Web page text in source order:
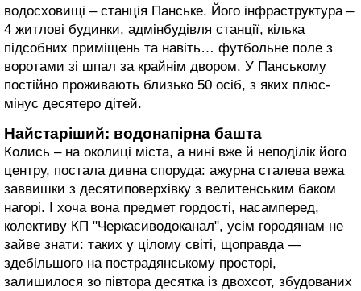
водосховищі – станція Панське. Його інфраструктура –
4 житлові будинки, адмінбудівля станції, кілька
підсобних приміщень та навіть… футбольне поле з
воротами зі шпал за крайнім двором. У Панському
постійно проживають близько 50 осіб, з яких плюс-
мінус десятеро дітей.
Найстаріший: водонапірна башта
Колись – на околиці міста, а нині вже й неподілік його
центру, постала дивна споруда: ажурна сталева вежа
заввишки з десятиповерхівку з велитенським баком
нагорі. І хоча вона предмет гордості, насамперед,
колективу КП "Черкасиводоканал", усім городянам не
зайве знати: таких у цілому світі, щоправда —
здебільшого на пострадянському просторі,
залишилося зо півтора десятка із двохсот, збудованих